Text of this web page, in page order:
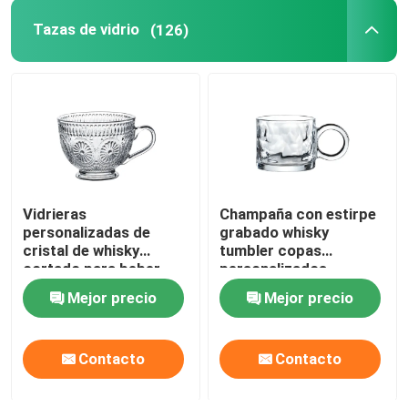
Tazas de vidrio (126)
Vidrieras
personalizadas de
cristal de whisky
cortado para beber
jugo de frutas
Mejor precio
Contacto
Champaña con estirpe
grabado whisky
tumbler copas
personalizados
Mejor precio
Contacto